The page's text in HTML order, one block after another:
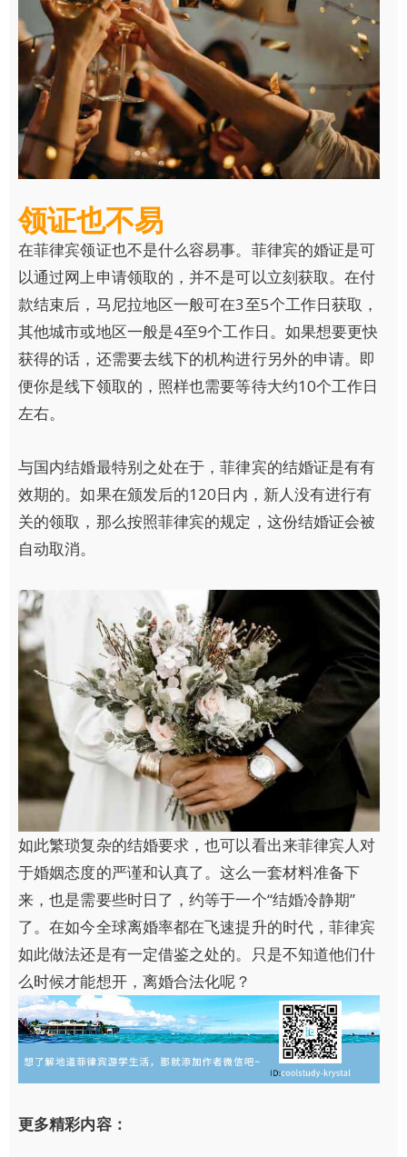
领证也不易
在菲律宾领证也不是什么容易事。菲律宾的婚证是可
以通过网上申请领取的，并不是可以立刻获取。在付
款结束后，马尼拉地区一般可在3至5个工作日获取，
其他城市或地区一般是4至9个工作日。如果想要更快
获得的话，还需要去线下的机构进行另外的申请。即
便你是线下领取的，照样也需要等待大约10个工作日
左右。
与国内结婚最特别之处在于，菲律宾的结婚证是有有
效期的。如果在颁发后的120日内，新人没有进行有
关的领取，那么按照菲律宾的规定，这份结婚证会被
自动取消。
如此繁琐复杂的结婚要求，也可以看出来菲律宾人对
于婚姻态度的严谨和认真了。这么一套材料准备下
来，也是需要些时日了，约等于一个“结婚冷静期”
了。在如今全球离婚率都在飞速提升的时代，菲律宾
如此做法还是有一定借鉴之处的。只是不知道他们什
么时候才能想开，离婚合法化呢？
更多精彩内容：